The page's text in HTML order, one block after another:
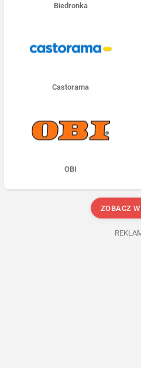
Biedronka
Castorama
OBI
ZOBACZ